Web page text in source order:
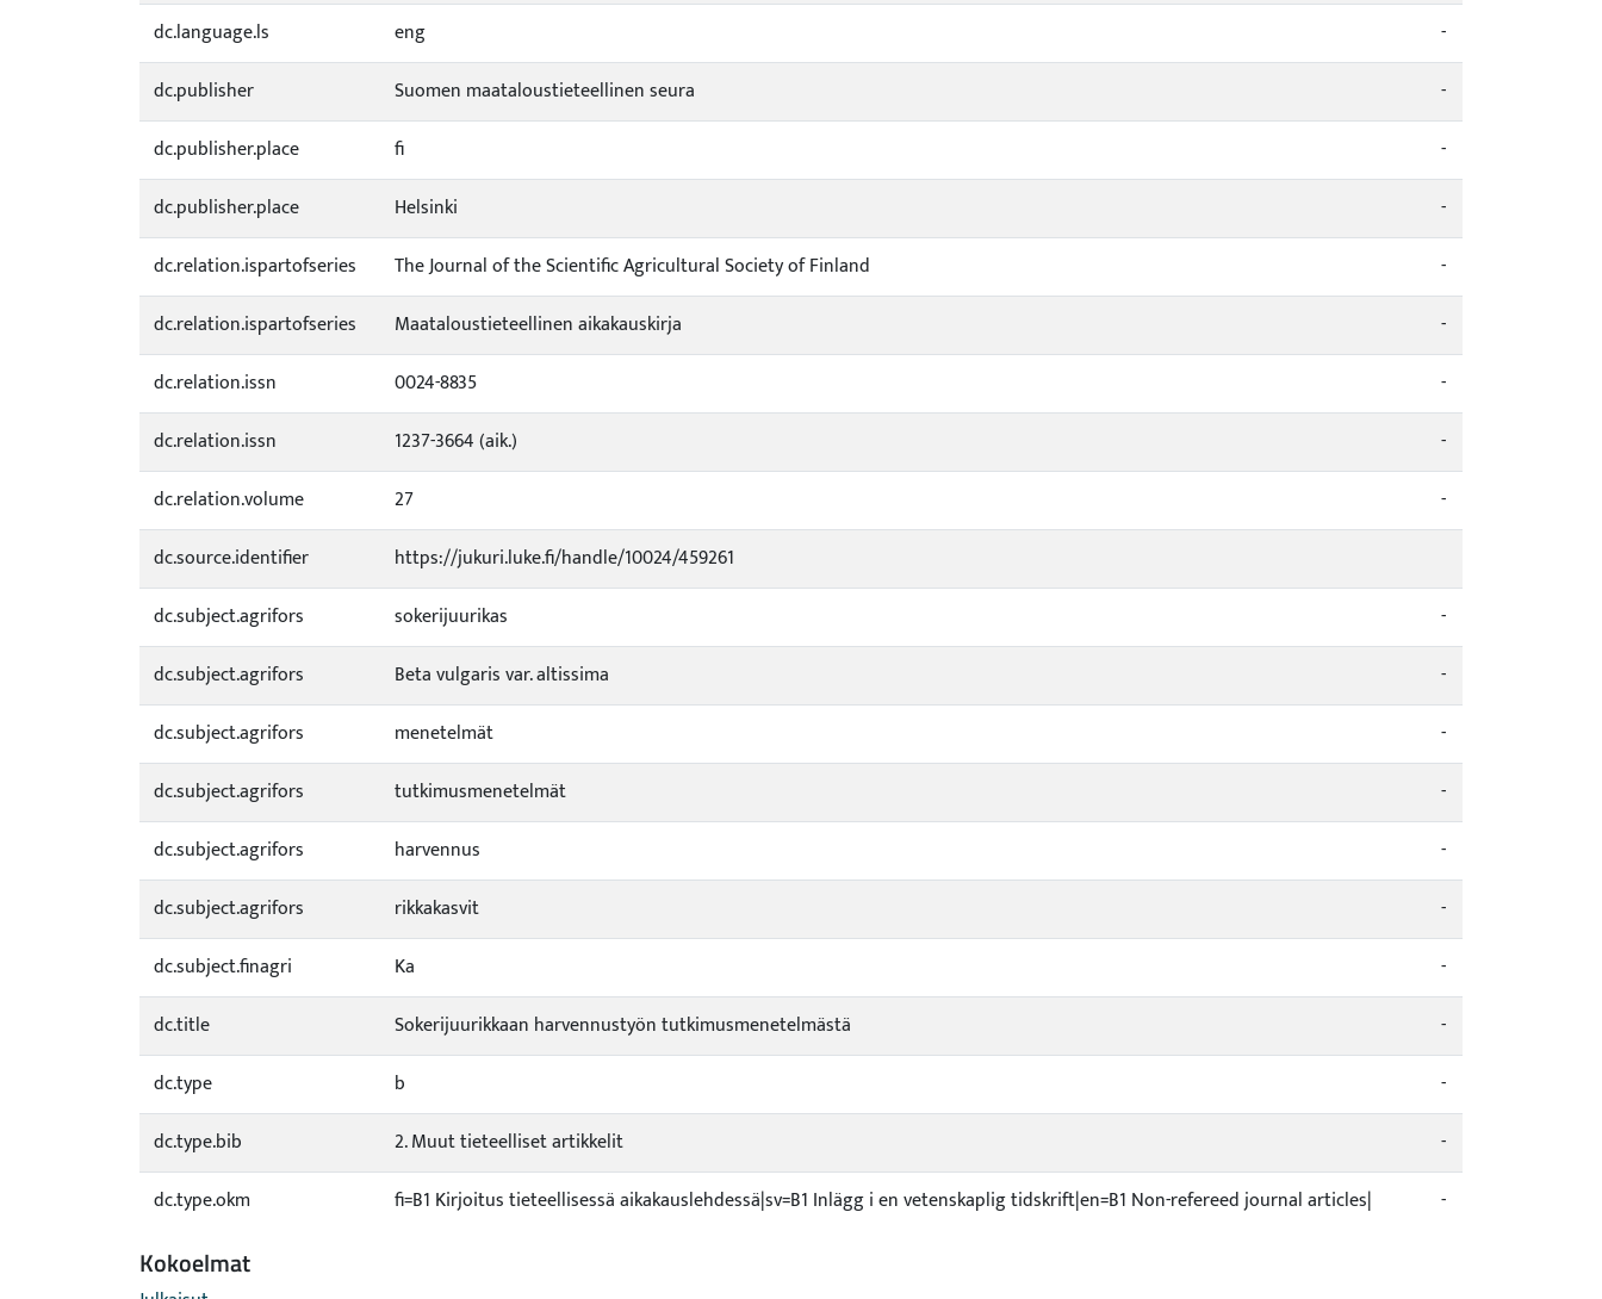
dc.language.ls
eng
-
dc.publisher
Suomen maataloustieteellinen seura
-
dc.publisher.place
fi
-
dc.publisher.place
Helsinki
-
dc.relation.ispartofseries
The Journal of the Scientific Agricultural Society of Finland
-
dc.relation.ispartofseries
Maataloustieteellinen aikakauskirja
-
dc.relation.issn
0024-8835
-
dc.relation.issn
1237-3664 (aik.)
-
dc.relation.volume
27
-
dc.source.identifier
https://jukuri.luke.fi/handle/10024/459261
dc.subject.agrifors
sokerijuurikas
-
dc.subject.agrifors
Beta vulgaris var. altissima
-
dc.subject.agrifors
menetelmät
-
dc.subject.agrifors
tutkimusmenetelmät
-
dc.subject.agrifors
harvennus
-
dc.subject.agrifors
rikkakasvit
-
dc.subject.finagri
Ka
-
dc.title
Sokerijuurikkaan harvennustyön tutkimusmenetelmästä
-
dc.type
b
-
dc.type.bib
2. Muut tieteelliset artikkelit
-
dc.type.okm
fi=B1 Kirjoitus tieteellisessä aikakauslehdessä|sv=B1 Inlägg i en vetenskaplig tidskrift|en=B1 Non-refereed journal articles| -
Kokoelmat